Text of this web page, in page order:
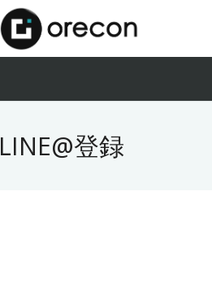
LINE@登録